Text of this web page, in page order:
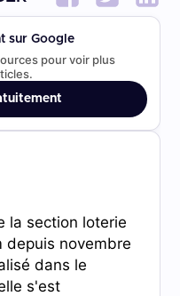
sur Google
pour voir plus
la section loterie
depuis novembre
dans le
s'est